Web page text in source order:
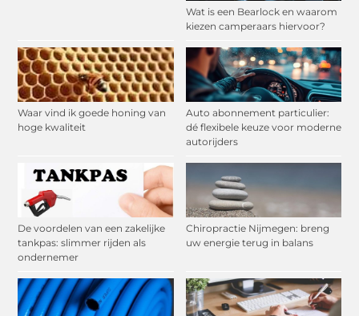
Wat is een Bearlock en waarom
kiezen camperaars hiervoor?
Waar vind ik goede honing van
hoge kwaliteit
Auto abonnement particulier:
dé flexibele keuze voor moderne
autorijders
De voordelen van een zakelijke
tankpas: slimmer rijden als
ondernemer
Chiropractie Nijmegen: breng
uw energie terug in balans